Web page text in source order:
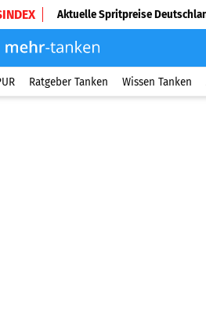
Aktuelle Spritpreise
Ratgeber Tanken Wissen Tanken